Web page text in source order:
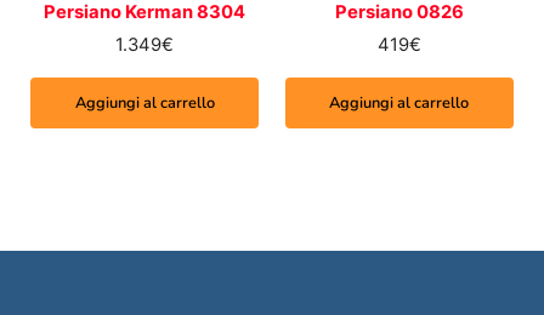
Persiano Kerman 8304
1.349€
Aggiungi al carrello
Persiano 0826
419€
Aggiungi al carrello